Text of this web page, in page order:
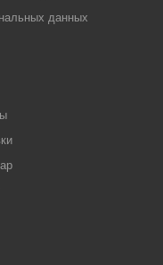
данных